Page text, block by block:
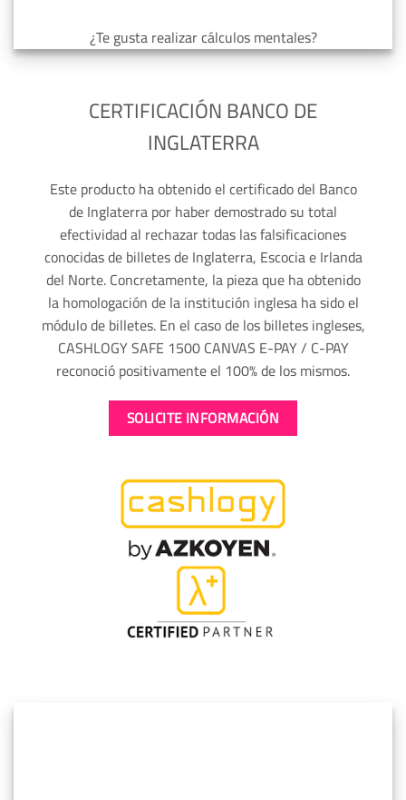
¿Te gusta realizar cálculos mentales?
CERTIFICACIÓN BANCO DE
INGLATERRA
Este producto ha obtenido el certificado del Banco
de Inglaterra por haber demostrado su total
efectividad al rechazar todas las falsificaciones
conocidas de billetes de Inglaterra, Escocia e Irlanda
del Norte. Concretamente, la pieza que ha obtenido
la homologación de la institución inglesa ha sido el
módulo de billetes. En el caso de los billetes ingleses,
CASHLOGY SAFE 1500 CANVAS E-PAY / C-PAY
reconoció positivamente el 100% de los mismos.
SOLICITE INFORMACIÓN